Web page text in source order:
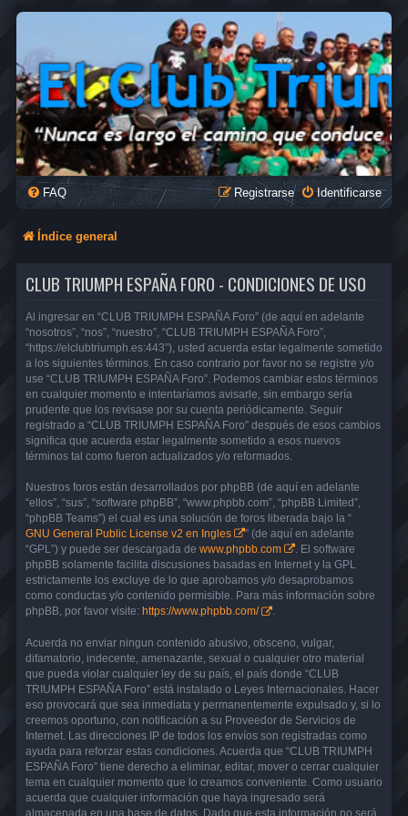
FAQ Identificarse
Registrarse
Índice general
CLUB TRIUMPH ESPAÑA FORO - CONDICIONES DE USO
Al ingresar en “CLUB TRIUMPH ESPAÑA Foro” (de aquí en adelante
“nosotros”, “nos”, “nuestro”, “CLUB TRIUMPH ESPAÑA Foro”,
“https://elclubtriumph.es:443”), usted acuerda estar legalmente sometido
a los siguientes términos. En caso contrario por favor no se registre y/o
use “CLUB TRIUMPH ESPAÑA Foro”. Podemos cambiar estos términos
en cualquier momento e intentaríamos avisarle, sin embargo sería
prudente que los revisase por su cuenta periódicamente. Seguir
registrado a “CLUB TRIUMPH ESPAÑA Foro” después de esos cambios
significa que acuerda estar legalmente sometido a esos nuevos
términos tal como fueron actualizados y/o reformados.
Nuestros foros están desarrollados por phpBB (de aquí en adelante
“ellos”, “sus”, “software phpBB”, “www.phpbb.com”, “phpBB Limited”,
“phpBB Teams”) el cual es una solución de foros liberada bajo la “
GNU General Public License v2 en Ingles
” (de aquí en adelante
“GPL”) y puede ser descargada de www.phpbb.com
. El software
phpBB solamente facilita discusiones basadas en Internet y la GPL
estrictamente los excluye de lo que aprobamos y/o desaprobamos
como conductas y/o contenido permisible. Para más información sobre
phpBB, por favor visite: https://www.phpbb.com/ .
Acuerda no enviar ningun contenido abusivo, obsceno, vulgar,
difamatorio, indecente, amenazante, sexual o cualquier otro material
que pueda violar cualquier ley de su país, el país donde “CLUB
TRIUMPH ESPAÑA Foro” está instalado o Leyes Internacionales. Hacer
eso provocará que sea inmediata y permanentemente expulsado y, si lo
creemos oportuno, con notificación a su Proveedor de Servicios de
Internet. Las direcciones IP de todos los envíos son registradas como
ayuda para reforzar estas condiciones. Acuerda que “CLUB TRIUMPH
ESPAÑA Foro” tiene derecho a eliminar, editar, mover o cerrar cualquier
tema en cualquier momento que lo creamos conveniente. Como usuario
acuerda que cualquier información que haya ingresado será
almacenada en una base de datos. Dado que esta información no será